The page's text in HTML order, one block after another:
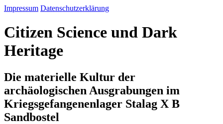
Impressum Datenschutzerklärung
Citizen Science und Dark
Heritage
Die materielle Kultur der
archäologischen Ausgrabungen im
Kriegsgefangenenlager Stalag X B
Sandbostel